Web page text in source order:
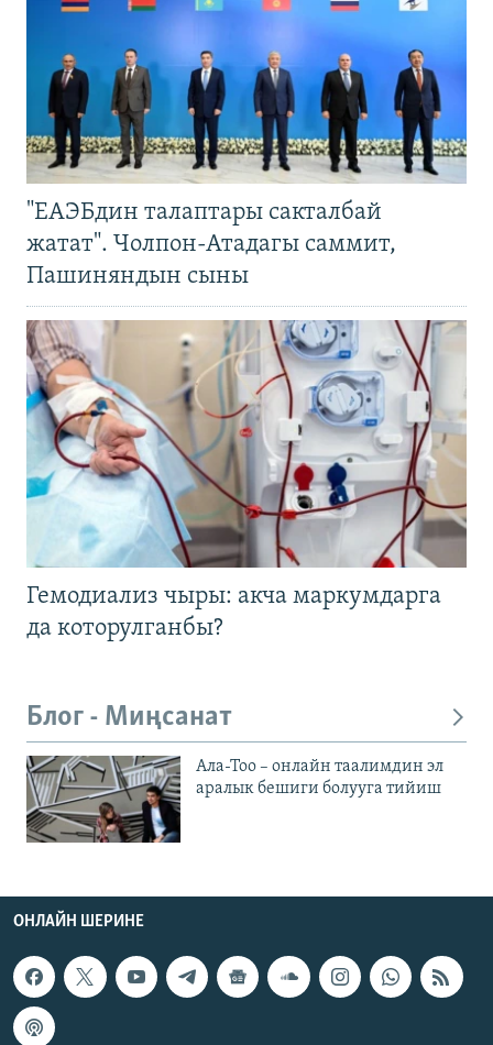
"ЕАЭБдин талаптары сакталбай
жатат". Чолпон-Атадагы саммит,
Пашиняндын сыны
Гемодиализ чыры: акча маркумдарга
да которулганбы?
Блог - Миңсанат
Ала-Тоо – онлайн таалимдин эл
аралык бешиги болууга тийиш
ОНЛАЙН ШЕРИНЕ